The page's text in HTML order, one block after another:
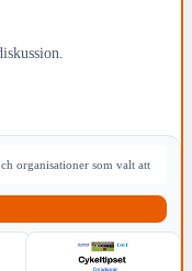
organisationer som valt att